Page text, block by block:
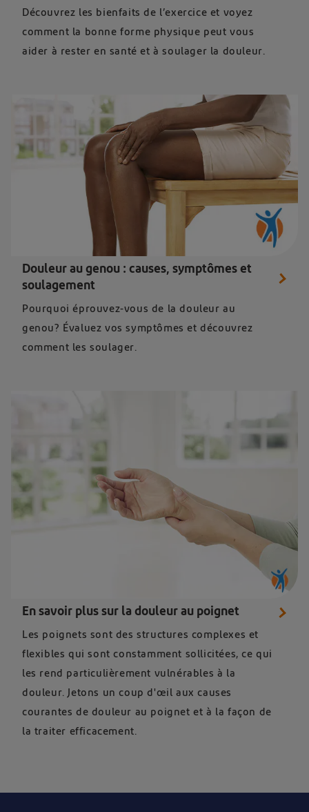
Découvrez les bienfaits de l’exercice et voyez
comment la bonne forme physique peut vous
aider à rester en santé et à soulager la douleur.
Douleur au genou : causes, symptômes et
soulagement
Pourquoi éprouvez-vous de la douleur au
genou? Évaluez vos symptômes et découvrez
comment les soulager.
En savoir plus sur la douleur au poignet
Les poignets sont des structures complexes et
flexibles qui sont constamment sollicitées, ce qui
les rend particulièrement vulnérables à la
douleur. Jetons un coup d'œil aux causes
courantes de douleur au poignet et à la façon de
la traiter efficacement.